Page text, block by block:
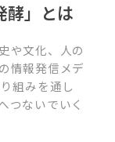
酵」とは
や文化、人の
情報発信メデ
組みを通し
つないでいく